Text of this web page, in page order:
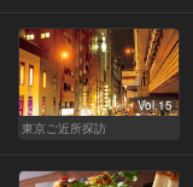
Vol.15
東京ご近所探訪